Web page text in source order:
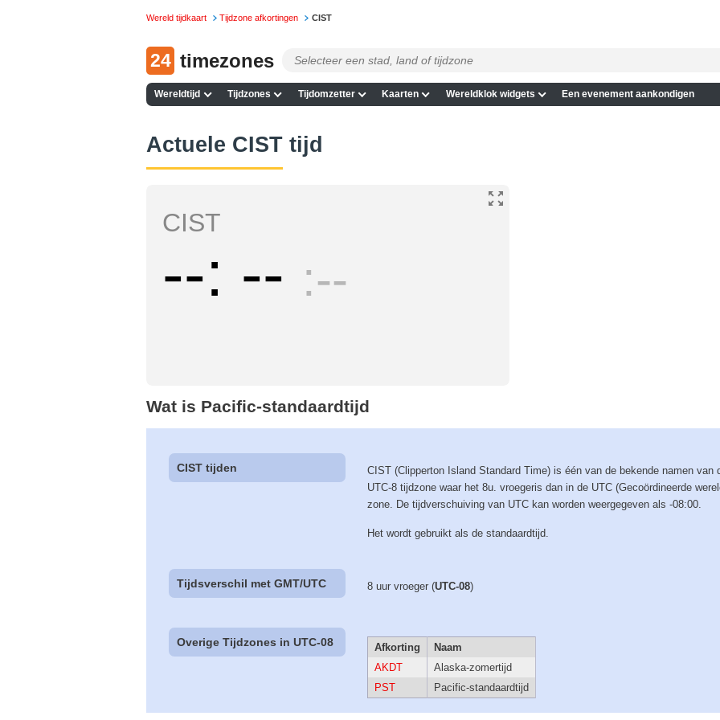
Wereld tijdkaart Tijdzone afkortingen CIST
24 timezones
Wereldtijd Tijdzones Tijdomzetter Kaarten Wereldklok widgets Een evenement aankondigen
Actuele CIST tijd
CIST
-- -- --
Wat is Pacific-standaardtijd
CIST tijden
CIST (Clipperton Island Standard Time) is één van de bekende namen van
UTC-8 tijdzone waar het 8u. vroegeris dan in de UTC (Gecoördineerde
zone. De tijdverschuiving van UTC kan worden weergegeven als -08:00.
Het wordt gebruikt als de standaardtijd.
Tijdsverschil met GMT/UTC 8 uur vroeger (UTC-08)
Overige Tijdzones in UTC-08 Afkorting
Naam
AKDT
Alaska-zomertijd
PST
Pacific-standaardtijd